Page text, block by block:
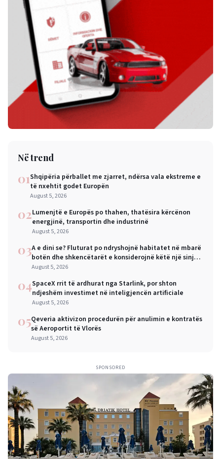
Në trend
01Shqipëria përballet me zjarret, ndërsa vala ekstreme e
të nxehtit godet Europën
August 5, 2026
02Lumenjtë e Europës po thahen, thatësira kërcënon
energjinë, transportin dhe industrinë
August 5, 2026
03A e dini se? Fluturat po ndryshojnë habitatet në mbarë
botën dhe shkencëtarët e konsiderojnë këtë një sinjal
alarmi
August 5, 2026
04SpaceX rrit të ardhurat nga Starlink, por shton
ndjeshëm investimet në inteligjencën artificiale
August 5, 2026
05Qeveria aktivizon procedurën për anulimin e kontratës
së Aeroportit të Vlorës
August 5, 2026
SPONSORED